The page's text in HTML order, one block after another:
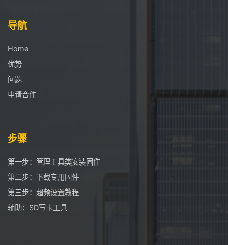
导航
Home
优势
问题
申请合作
步骤
第一步：管理工具类安装固件
第二步：下载专用固件
第三步：超频设置教程
辅助：SD写卡工具